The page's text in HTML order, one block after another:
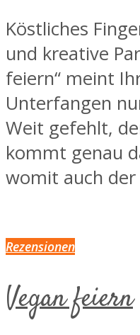
Köstliches
und kreative
feiern“ meint
Unterfangen
Weit gefehlt,
kommt genau
womit auch
Rezensionen
Vegan feiern